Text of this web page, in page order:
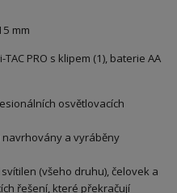
mm
PRO s klipem (1), baterie AA
osvětlovacích
navrhovány a vyráběny
(všeho druhu), čelovek a
řešení, které překračují